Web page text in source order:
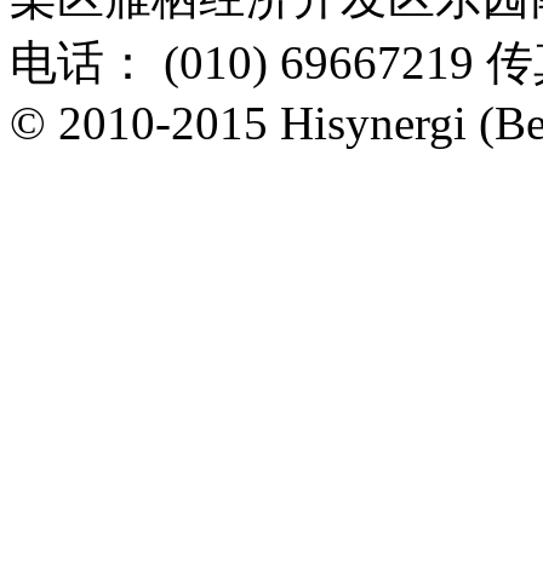
电话： (010) 69667219
© 2010-2015 Hisynergi